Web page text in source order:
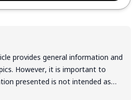
provides general information and
However, it is important to
presented is not intended as
specific field or area. The